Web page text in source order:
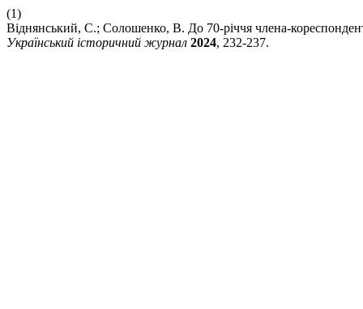
(1)
Віднянський, С.; Солошенко, В. До 70-річчя члена-
Український історичний журнал 2024, 232-237.